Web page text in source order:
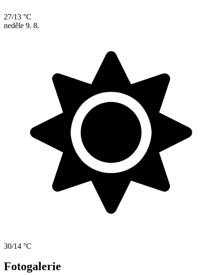
27/13 °C
neděle 9. 8.
30/14 °C
Fotogalerie